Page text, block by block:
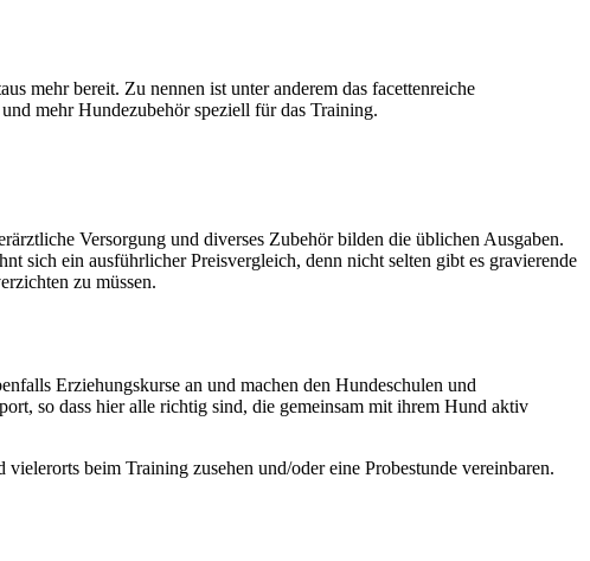
mehr bereit. Zu nennen ist unter anderem das facettenreiche
mehr Hundezubehör speziell für das Training.
Versorgung und diverses Zubehör bilden die üblichen Ausgaben.
sich ein ausführlicher Preisvergleich, denn nicht selten gibt es gravierende
zu müssen.
Erziehungskurse an und machen den Hundeschulen und
so dass hier alle richtig sind, die gemeinsam mit ihrem Hund aktiv
beim Training zusehen und/oder eine Probestunde vereinbaren.